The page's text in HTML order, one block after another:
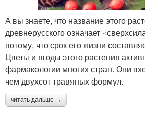
А вы знаете, что название этого
древнерусского означает
потому, что срок его жизни
Цветы и ягоды этого растения
фармакологии многих стран. Они
чем двухсот травяных формул.
читать дальше →